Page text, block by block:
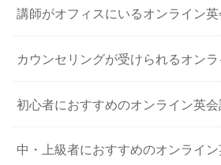
講師がオフィスにいるオンライン
カウンセリングが受けられるオン
初心者におすすめのオンライン英
中・上級者におすすめのオンライ